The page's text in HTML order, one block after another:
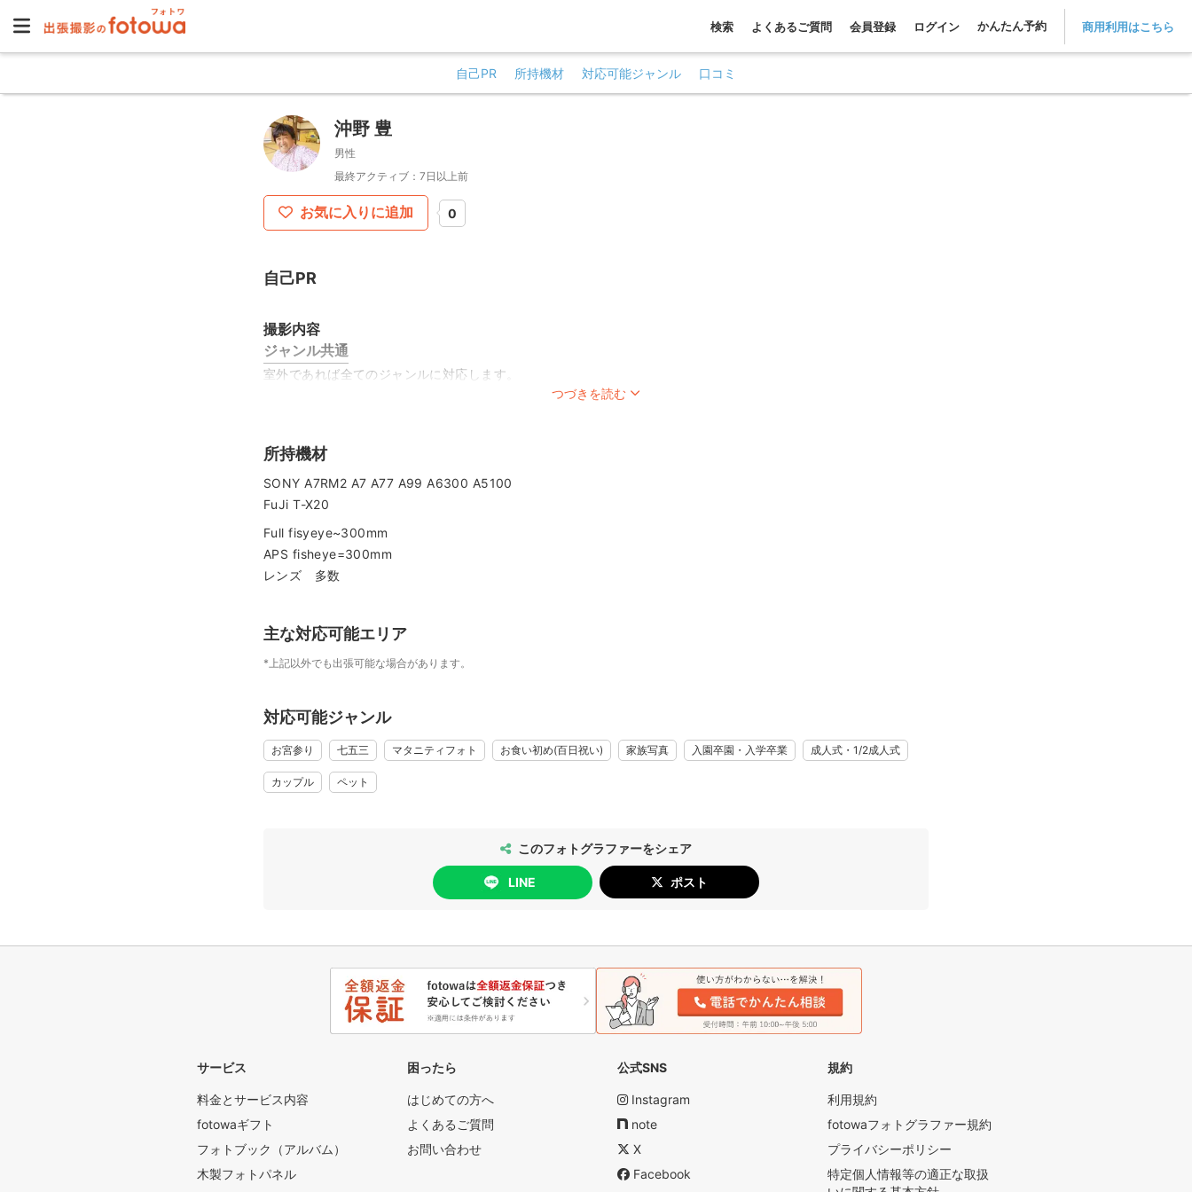
検索 よくあるご質問 会員登録 ログイン かんたん予約 商用利用はこちら
自己PR 所持機材 対応可能ジャンル 口コミ
沖野 豊
男性
最終アクティブ：7日以上前
お気に入りに追加 0
自己PR
撮影内容
ジャンル共通
室外であれば全てのジャンルに対応します。
つづきを読む
所持機材
SONY A7RM2 A7 A77 A99 A6300 A5100
FuJi T-X20
Full fisyeye~300mm
APS fisheye=300mm
レンズ 多数
主な対応可能エリア
*上記以外でも出張可能な場合があります。
対応可能ジャンル
お宮参り 七五三 マタニティフォト お食い初め(百日祝い) 家族写真 入園卒園・入学卒業 成人式・1/2成人式
カップル ペット
このフォトグラファーをシェア
LINE ポスト
サービス
料金とサービス内容
fotowaギフト
フォトブック（アルバム）
木製フォトパネル
困ったら
はじめての方へ
よくあるご質問
お問い合わせ
公式SNS
Instagram
note
X
Facebook
規約
利用規約
fotowaフォトグラファー規約
プライバシーポリシー
特定個人情報等の適正な取扱